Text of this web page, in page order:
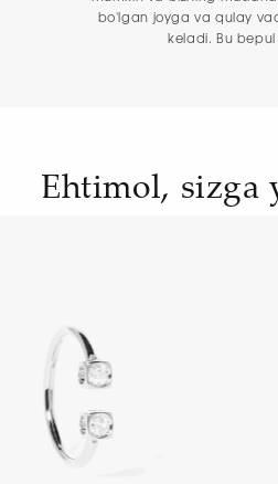
bo'lgan joyga va qulay
keladi. Bu bepul
Ehtimol, sizga